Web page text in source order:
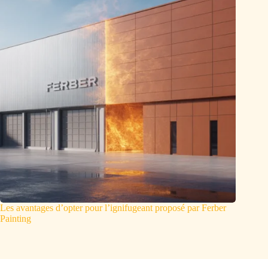
Les avantages d’opter pour l’ignifugeant proposé par Ferber
Painting